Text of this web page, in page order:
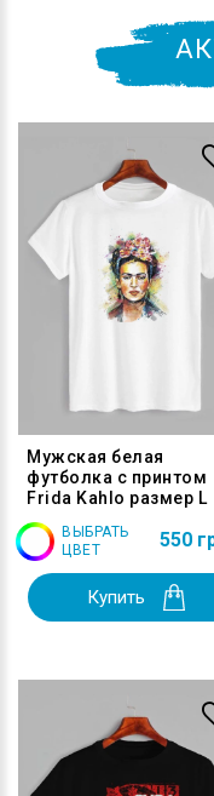
Мужская белая
футболка с принтом
Frida Kahlo размер L
ВЫБРАТЬ
ЦВЕТ
550
Купить